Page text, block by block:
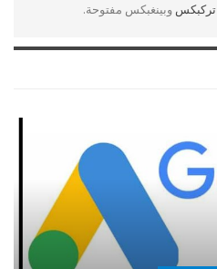
تركبكس وبينغبكس مفتوحة.